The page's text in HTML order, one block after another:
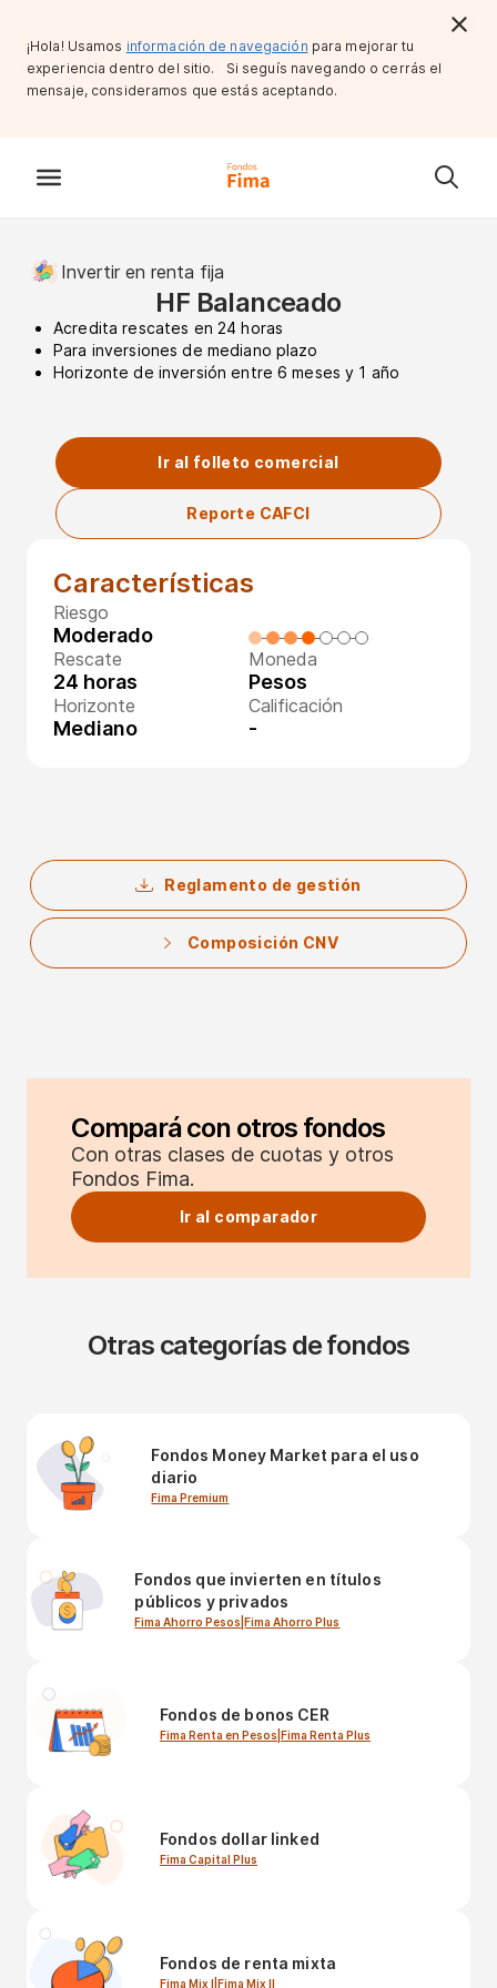
¡Hola! Usamos información de navegación para mejorar tu
experiencia dentro del sitio. Si seguís navegando o cerrás el
mensaje, consideramos que estás aceptando.
Invertir en renta fija
HF Balanceado
Acredita rescates en 24 horas
Para inversiones de mediano plazo
Horizonte de inversión entre 6 meses y 1 año
Ir al folleto comercial
Reporte CAFCI
Características
Riesgo
Moderado
Rescate
24 horas
Moneda
Pesos
Horizonte
Mediano
Calificación
-
Reglamento de gestión
Composición CNV
Compará con otros fondos
Con otras clases de cuotas y otros
Fondos Fima.
Ir al comparador
Otras categorías de fondos
Fondos Money Market para el uso
diario
Fima Premium
Fondos que invierten en títulos
públicos y privados
Fima Ahorro Pesos |Fima Ahorro Plus
Fondos de bonos CER
Fima Renta en Pesos Fima Renta Plus
Fondos dollar linked
Fima Capital Plus
Fondos de renta mixta
Fima Mix I Fima Mix II